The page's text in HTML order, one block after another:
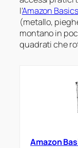
l’Amazon
(metallo,
montano in
quadrati che
Amazon